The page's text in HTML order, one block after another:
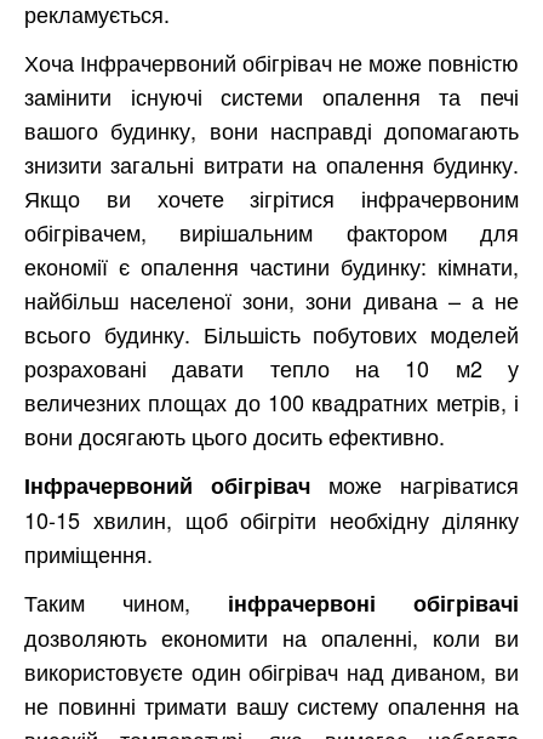
рекламується.
Хоча Інфрачервоний обігрівач не може повністю
замінити існуючі системи опалення та печі
вашого будинку, вони насправді допомагають
знизити загальні витрати на опалення будинку.
Якщо ви хочете зігрітися інфрачервоним
обігрівачем, вирішальним фактором для
економії є опалення частини будинку: кімнати,
найбільш населеної зони, зони дивана – а не
всього будинку. Більшість побутових моделей
розраховані давати тепло на 10 м2 у
величезних площах до 100 квадратних метрів, і
вони досягають цього досить ефективно.
Інфрачервоний обігрівач може нагріватися
10-15 хвилин, щоб обігріти необхідну ділянку
приміщення.
Таким чином, інфрачервоні обігрівачі
дозволяють економити на опаленні, коли ви
використовуєте один обігрівач над диваном, ви
не повинні тримати вашу систему опалення на